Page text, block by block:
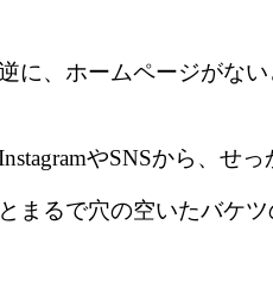
に、ホームページがな
やSNSから、せ
とまるで穴の空いたバケ